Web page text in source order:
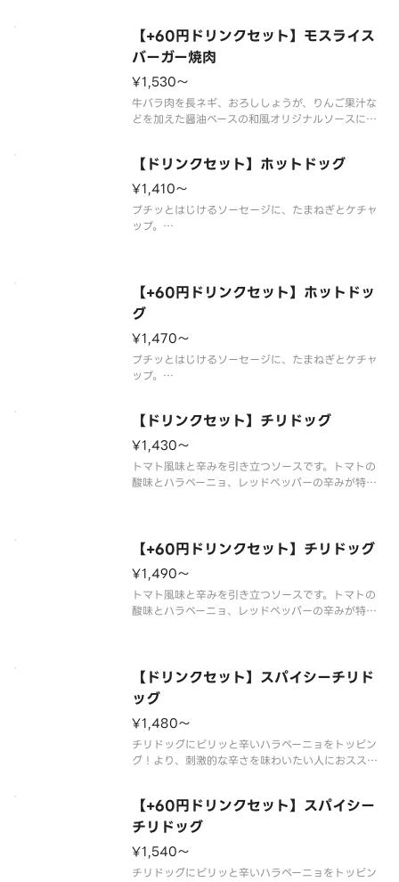
※一部の商品については扱っていない店舗もありま
す。
しかねま
【+60円ドリンクセット】モスライス
バーガー焼肉
¥1,530〜
牛バラ肉を長ネギ、おろししょうが、りんご果汁な
どを加えた醤油ベースの和風オリジナルソースに漬
※一部の商品については扱っていない店舗もありま
す。
※スープ用のスプーンが不要なお客様はオプション
選択にて
【ドリンクセット】ホットドッグ
¥1,410〜
プチッとはじけるソーセージに、たまねぎとケチャ
ップ。
なる場合があります。
【+60円ドリンクセット】ホットドッ
グ
¥1,470〜
プチッとはじけるソーセージに、たまねぎとケチャ
ップ。
チェックを付けた場合でスープを2種以上ご購入の場
合はすべてのスプーンが提供されません。
※食材の増減量・不使用等のご要望には
【ドリンクセット】チリドッグ
¥1,430〜
トマト風味と辛みを引き立つソースです。トマトの
酸味とハラペーニョ、レッドペッパーの辛みが特徴
さまなど、辛いものが苦手な方はご注意ください。
【+60円ドリンクセット】チリドッグ
¥1,490〜
トマト風味と辛みを引き立つソースです。トマトの
酸味とハラペーニョ、レッドペッパーの辛みが特徴
さまなど、辛いものが苦手な方はご注意ください。
※スープ
【ドリンクセット】スパイシーチリド
ッグ
¥1,480〜
チリドッグにピリッと辛いハラペーニョをトッピン
グ！より、刺激的な辛さを味わいたい人におススメ
さまなど、辛いものが苦手な方はご注意ください。
※食材の増減量・不使用等のご要望にはお応えいた
※店舗
【+60円ドリンクセット】スパイシー
チリドッグ
¥1,540〜
チリドッグにピリッと辛いハラペーニョをトッピン